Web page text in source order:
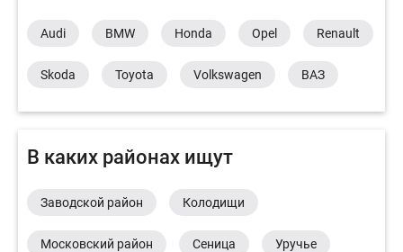
Audi BMW Honda Opel Renault
Skoda Toyota Volkswagen ВАЗ
В каких районах ищут
Заводской район Колодищи
Московский район Сеница Уручье